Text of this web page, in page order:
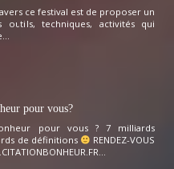
ce festival est de proposer un
outils, techniques, activités qui
pour vous?
pour vous ? 7 milliards
de définitions
RENDEZ-VOUS